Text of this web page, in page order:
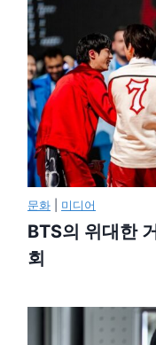
문화 미디어
BTS의 위대한
회